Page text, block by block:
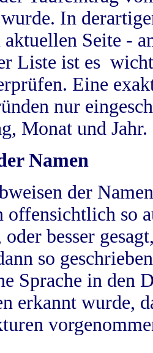
In
Seite -
Liste ist es
Eine
nur
Monat und Jahr.
Namen
der
offensichtlich so
oder besser
so
Sprache in
erkannt wurde,